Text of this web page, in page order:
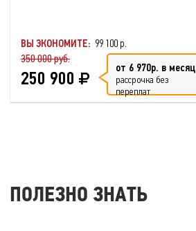
ВЫ ЭКОНОМИТЕ: 99 100 р.
350 000 руб.
250 900 от 6 970р. в месяц
рассрочка без
переплат
ПОЛЕЗНО ЗНАТЬ